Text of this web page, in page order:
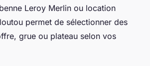
Leroy Merlin ou location
permet de sélectionner des
grue ou plateau selon vos